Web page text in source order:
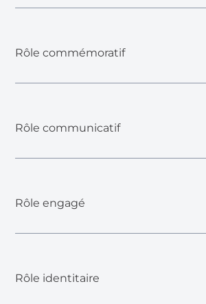
Rôle commémoratif
Rôle communicatif
Rôle engagé
Rôle identitaire